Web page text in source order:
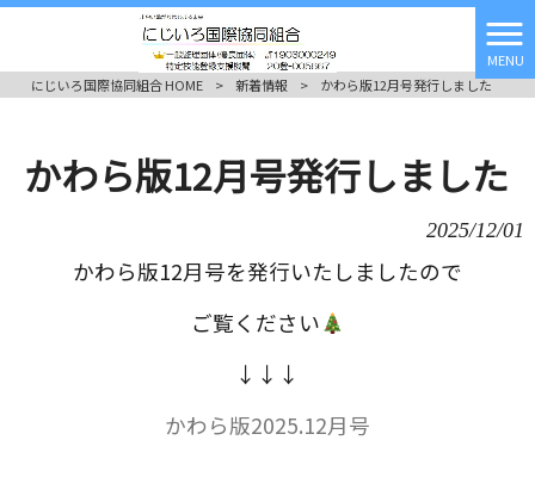
MENU
にじいろ国際協同組合 HOME
> 新着情報 > かわら版12月号発行しました
かわら版12月号発行しました
2025/12/01
かわら版12月号を発行いたしましたので
ご覧ください
↓↓↓
かわら版2025.12月号